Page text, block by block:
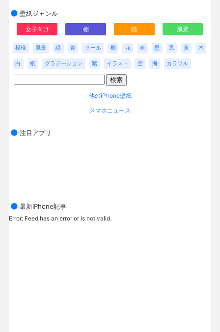
壁紙ジャンル
女子向け 棚 猫 風景
模様 風景 緑 青 クール 棚 花 赤 壁 黒 黄 木
白 紙 グラデーション 紫 イラスト 空 海 カラフル
他のiPhone壁紙
スマホニュース
注目アプリ
最新iPhone記事
Error: Feed has an error or is not valid.